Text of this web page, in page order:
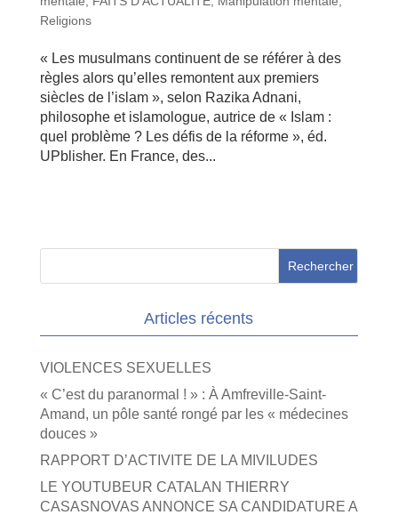
Religions
« Les musulmans continuent de se référer à des
règles alors qu’elles remontent aux premiers
siècles de l’islam », selon Razika Adnani,
philosophe et islamologue, autrice de « Islam :
quel problème ? Les défis de la réforme », éd.
UPblisher. En France, des...
Articles récents
VIOLENCES SEXUELLES
« C’est du paranormal ! » : À Amfreville-Saint-
Amand, un pôle santé rongé par les « médecines
douces »
RAPPORT D’ACTIVITE DE LA MIVILUDES
LE YOUTUBEUR CATALAN THIERRY
CASASNOVAS ANNONCE SA CANDIDATURE A